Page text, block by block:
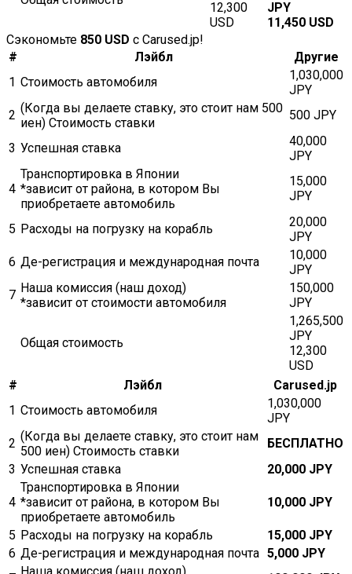
12,300
USD
JPY
11,450 USD
Сэкономьте 850 USD с Carused.jp!
#
Лэйбл
Другие
1 Стоимость автомобиля
1,030,000
JPY
2 (Когда вы делаете ставку, это стоит нам 500
иен) Стоимость ставки
500 JPY
3 Успешная ставка
40,000
JPY
4
Транспортировка в Японии
*зависит от района, в котором Вы
приобретаете автомобиль
15,000
JPY
5 Расходы на погрузку на корабль
20,000
JPY
6 Де-регистрация и международная почта
10,000
JPY
7 Наша комиссия (наш доход)
*зависит от стоимости автомобиля
150,000
JPY
Общая стоимость
1,265,500
JPY
12,300
USD
#
Лэйбл
Carused.jp
1 Стоимость автомобиля
1,030,000
JPY
2 (Когда вы делаете ставку, это стоит нам
500 иен) Стоимость ставки
БЕСПЛАТНО
3 Успешная ставка 20,000 JPY
4
Транспортировка в Японии
*зависит от района, в котором Вы
приобретаете автомобиль
10,000 JPY
5 Расходы на погрузку на корабль
15,000 JPY
6 Де-регистрация и международная почта 5,000 JPY